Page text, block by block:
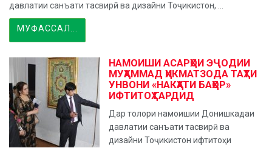
давлатии санъати тасвирӣ ва дизайни Тоҷикистон, ...
МУФАССАЛ...
НАМОИШИ АСАРҲОИ ЭҶОДИИ
МУҲАММАД ҲИКМАТЗОДА ТАҲТИ
УНВОНИ «НАКҲАТИ БАҲОР»
ИФТИТОҲ ГАРДИД
Дар толори намоишии Донишкадаи
давлатии санъати тасвирӣ ва
дизайни Тоҷикистон ифтитоҳи